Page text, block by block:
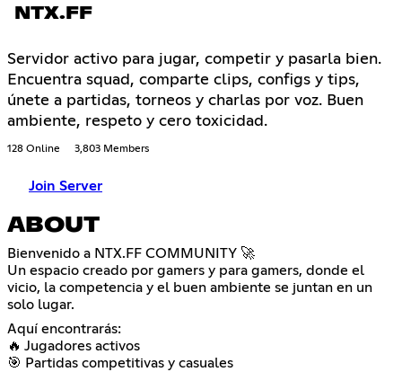
NTX.FF
Servidor activo para jugar, competir y pasarla bien.
Encuentra squad, comparte clips, configs y tips,
únete a partidas, torneos y charlas por voz. Buen
ambiente, respeto y cero toxicidad.
128 Online 3,803 Members
Join Server
ABOUT
Bienvenido a NTX.FF COMMUNITY 🚀
Un espacio creado por gamers y para gamers, donde el
vicio, la competencia y el buen ambiente se juntan en un
solo lugar.
Aquí encontrarás:
🔥 Jugadores activos
🎯 Partidas competitivas y casuales